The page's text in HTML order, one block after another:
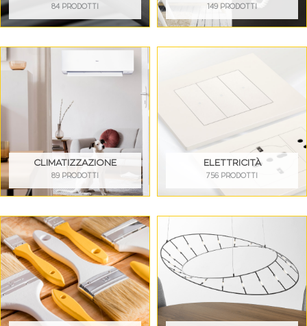
84 PRODOTTI 149 PRODOTTI
CLIMATIZZAZIONE
89 PRODOTTI
ELETTRICITÀ
756 PRODOTTI